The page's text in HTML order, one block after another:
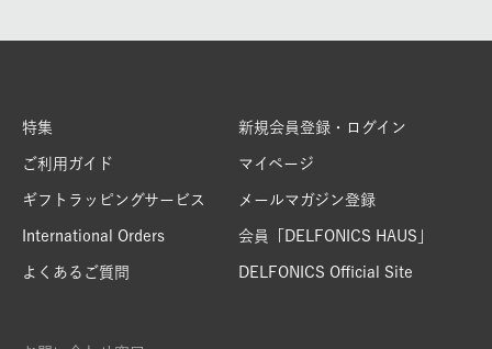
特集
ご利用ガイド
ギフトラッピングサービス
International Orders
よくあるご質問
新規会員登録・ログイン
マイページ
メールマガジン登録
会員「DELFONICS HAUS」
DELFONICS Official Site